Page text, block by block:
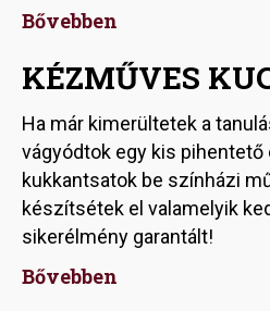
Bővebben
KÉZMŰVES
Ha már kimerültetek a
vágyódtok egy kis pihentető
kukkantsatok be színházi
készítsétek el valamelyik
sikerélmény garantált!
Bővebben